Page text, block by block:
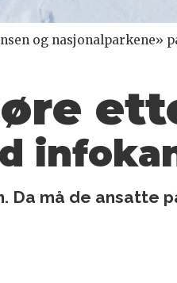
og nasjonalparkene»
Da må de ansatte